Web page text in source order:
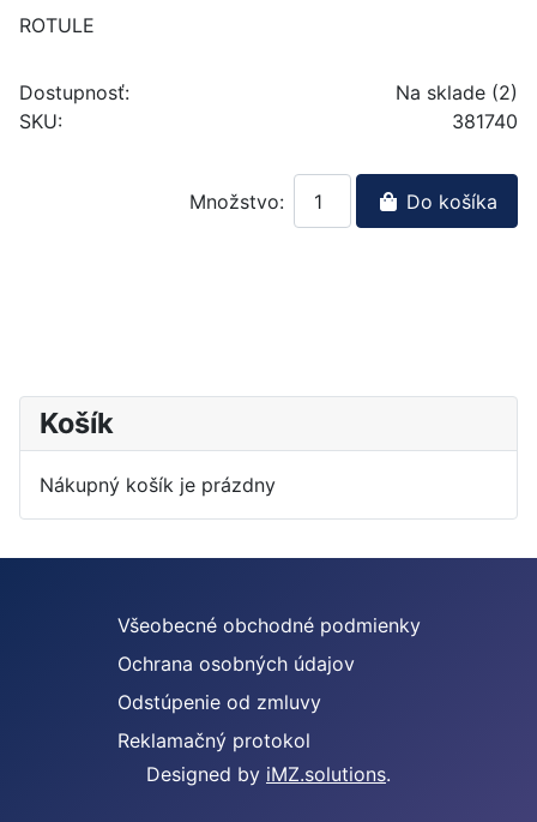
ROTULE
Dostupnosť:
Na sklade (2)
SKU:
381740
Množstvo: Do košíka
Košík
Nákupný košík je prázdny
Všeobecné obchodné podmienky
Ochrana osobných údajov
Odstúpenie od zmluvy
Reklamačný protokol
Designed by iMZ.solutions.